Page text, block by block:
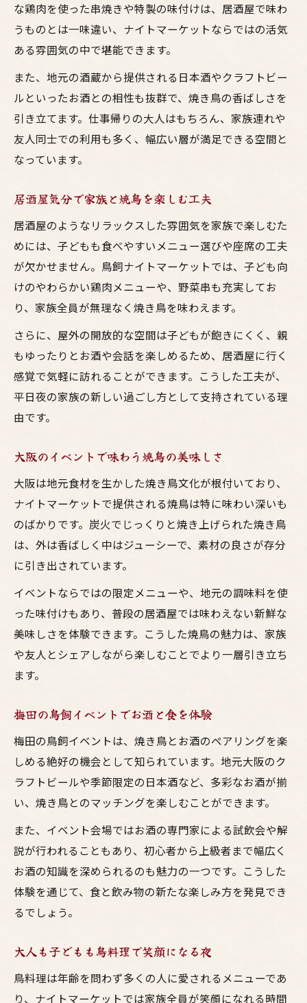
な鶏肉を使った串焼きや特製の味付けは、居酒屋で味わ
うものとは一味違い、ナイトマーケットならではの活気
ある雰囲気の中で堪能できます。
また、地元の酒蔵から提供される日本酒やクラフトビー
ルといったお酒との相性も抜群で、焼き鳥の香ばしさを
引き立てます。仕事帰りの大人はもちろん、家族連れや
友人同士での利用も多く、幅広い層が満足できる空間と
なっています。
居酒屋気分で家族と焼鳥を楽しむ工夫
居酒屋のようなリラックスした雰囲気を家族で楽しむた
めには、子どもも食べやすいメニュー選びや座席の工夫
が欠かせません。鳥飼ナイトマーケットでは、子ども向
けのやわらかい鶏肉メニューや、野菜串も充実してお
り、家族全員が無理なく焼き鳥を味わえます。
さらに、屋外の開放的な空間は子どもが飽きにくく、親
もゆったりとお酒や会話を楽しめるため、居酒屋に行く
感覚で気軽に訪れることができます。こうした工夫が、
平日夜の家族の新しい過ごし方として支持されている理
由です。
大阪のイベントで味わう焼鳥の美味しさ
大阪は地元食材を生かした焼き鳥文化が根付いており、
ナイトマーケットで提供される焼鳥は特に味わい深いも
のばかりです。炭火でじっくりと焼き上げられた焼き鳥
は、外は香ばしく中はジューシーで、素材の良さが存分
に引き出されています。
イベントならではの限定メニューや、地元の調味料を使
った味付けもあり、普段の居酒屋では味わえない新鮮な
美味しさを体験できます。こうした焼鳥の魅力は、家族
や友人とシェアしながら楽しむことでより一層引き立ち
ます。
梅田の鳥飼イベントでお酒と食を体験
梅田の鳥飼イベントは、焼き鳥とお酒のペアリングを楽
しめる絶好の機会として知られています。地元大阪のク
ラフトビールや季節限定の日本酒など、多彩なお酒が揃
い、焼き鳥とのマッチングを楽しむことができます。
また、イベント会場ではお酒の専門家による試飲会や解
説が行われることもあり、初心者から上級者まで幅広く
お酒の知識を深められるのも魅力の一つです。こうした
体験を通じて、食と飲み物の新たな楽しみ方を発見でき
るでしょう。
大人も子どもも鳥料理で笑顔になる夜
鳥料理は年齢を問わず多くの人に愛されるメニューであ
り、ナイトマーケットでは家族全員が笑顔になれる時間